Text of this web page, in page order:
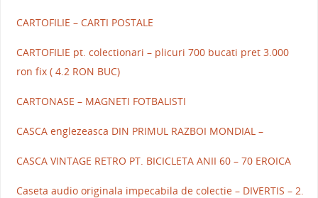
CARTOFILIE – CARTI POSTALE
CARTOFILIE pt. colectionari – plicuri 700 bucati pret 3.000
ron fix ( 4.2 RON BUC)
CARTONASE – MAGNETI FOTBALISTI
CASCA englezeasca DIN PRIMUL RAZBOI MONDIAL –
CASCA VINTAGE RETRO PT. BICICLETA ANII 60 – 70 EROICA
Caseta audio originala impecabila de colectie – DIVERTIS – 2.